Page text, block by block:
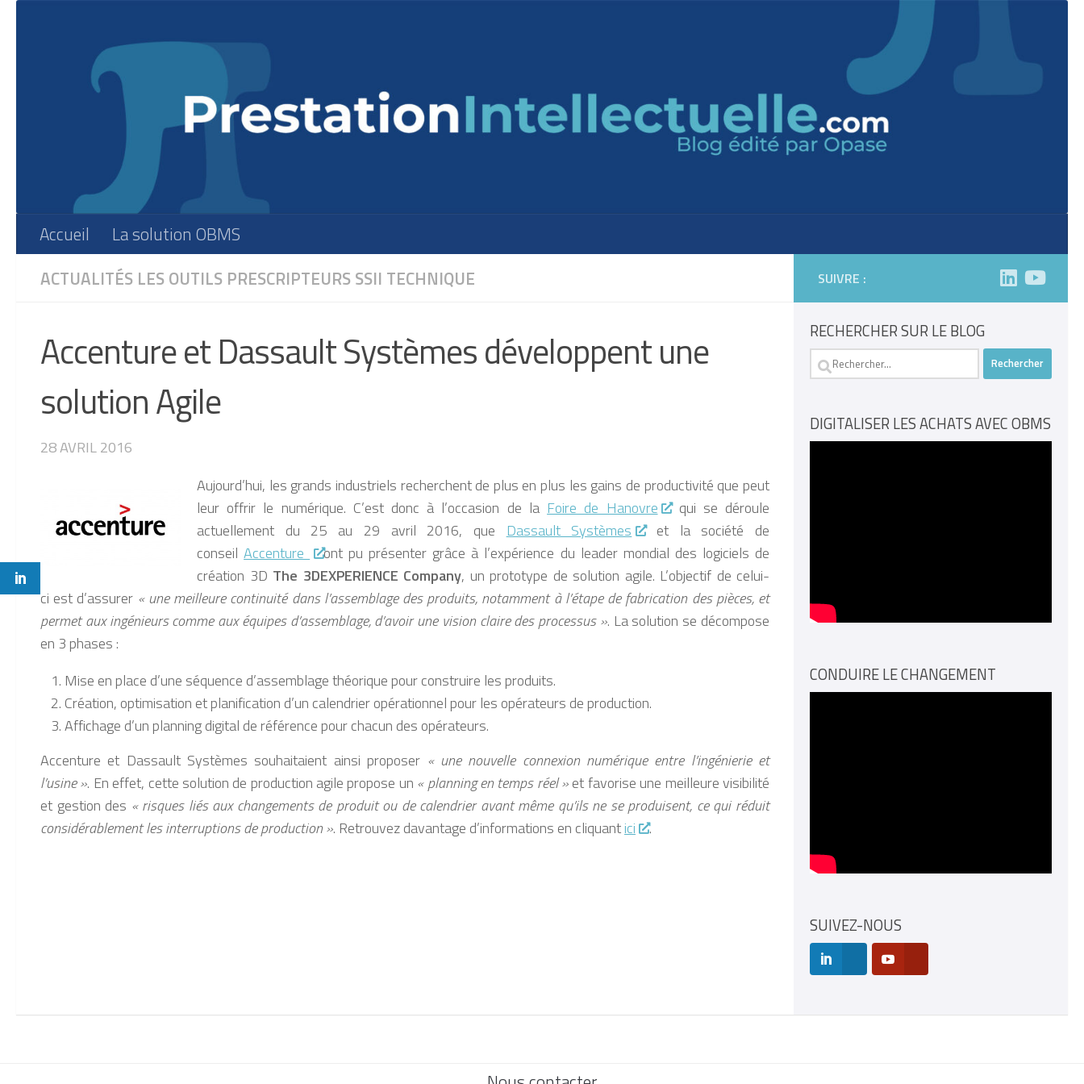
Accueil
La solution OBMS
ACTUALITÉS LES OUTILS PRESCRIPTEURSSSII TECHNIQUE
Accenture et Dassault Systèmes développent une
solution Agile
28 AVRIL 2016
Aujourd’hui, les grands industriels recherchent de plus en plus les gains de productivité que peut
leur offrir le numérique. C’est donc à l’occasion de la Foire de Hanovre
qui se déroule
actuellement du 25 au 29 avril 2016, que Dassault Systèmes
et la société de
conseilAccenture
ont pu présenter grâce à l’expérience du leader mondial des logiciels de
création 3D The 3DEXPERIENCE Company, un prototype de solution agile. L’objectif de celui-
ci est d’assurer « une meilleure continuité dans l’assemblage des produits, notamment à l’étape de fabrication des pièces, et
permet aux ingénieurs comme aux équipes d’assemblage, d’avoir une vision claire des processus ». La solution se décompose
en 3 phases :
Mise en place d’une séquence d’assemblage théorique pour construire les produits.
Création, optimisation et planification d’un calendrier opérationnel pour les opérateurs de production.
Affichage d’un planning digital de référence pour chacun des opérateurs.
Accenture et Dassault Systèmes souhaitaient ainsi proposer « une nouvelle connexion numérique entre l’ingénierie et
l’usine ». En effet, cette solution de production agile propose un « planning en temps réel »et favorise une meilleure visibilité
et gestion des « risques liés aux changements de produit ou de calendrier avant même qu’ils ne se produisent, ce qui réduit
considérablement les interruptions de production ». Retrouvez davantage d’informations en cliquantici .
SUIVRE :
RECHERCHER SUR LE BLOG
Rechercher :
DIGITALISER LES ACHATS AVEC OBMS
CONDUIRE LE CHANGEMENT
SUIVEZ-NOUS